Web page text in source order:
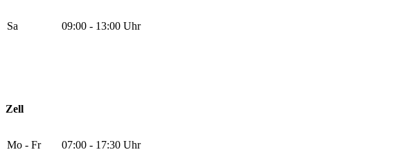
Sa 09:00 - 13:00 Uhr
Zell
Mo - Fr 07:00 - 17:30 Uhr